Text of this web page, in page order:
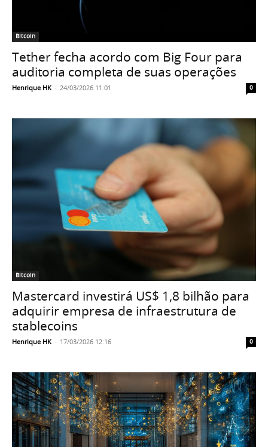
Bitcoin
Tether fecha acordo com Big Four para
auditoria completa de suas operações
Henrique HK - 24/03/2026 11:01 0
Bitcoin
Mastercard investirá US$ 1,8 bilhão para
adquirir empresa de infraestrutura de
stablecoins
Henrique HK - 17/03/2026 12:16 0